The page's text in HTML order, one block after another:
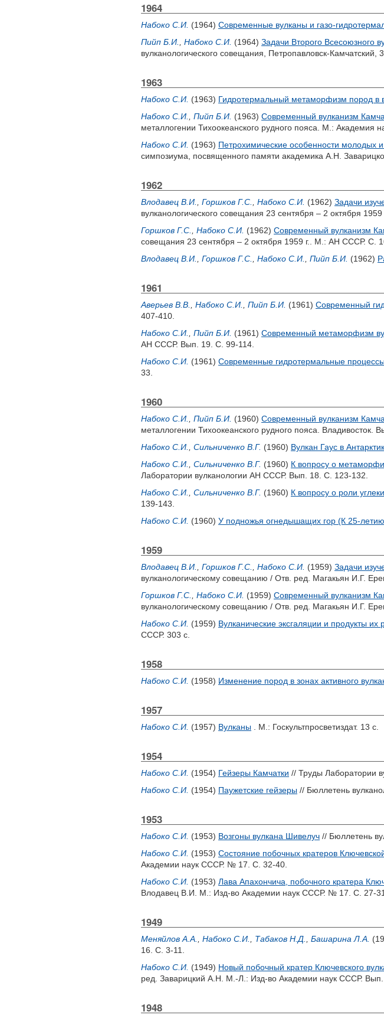
1964
Набоко С.И. (1964) Современные вулканы и газо-
Пийп Б.И.
Набоко С.И. (1964) Задачи Второго Всесоюзного
вулканологического совещания, Петропавловск-Камчатский,
1963
Набоко С.И. (1963) Гидротермальный метаморфизм пород в
Набоко С.И.
Пийп Б.И. (1963) Современный вулканизм
металлогении Тихоокеанского рудного пояса. М.: Академия
Набоко С.И. (1963) Петрохимические особенности молодых
симпозиума, посвященного памяти академика А.Н.
1962
Влодавец В.И. Горшков Г.С. Набоко С.И. (1962) Задачи
вулканологического совещания 23 сентября – 2 октября
Горшков Г.С.
Набоко С.И. (1962) Современный вулканизм
совещания 23 сентября – 2 октября 1959 г.. М.: АН СССР. С.
Влодавец В.И.
Горшков Г.С. Набоко С.И. Пийп Б.И. (1962)
1961
Аверьев В.В. Набоко С.И. Пийп Б.И. (1961) Современный
407-410.
Набоко С.И.
Пийп Б.И. (1961) Современный метаморфизм
АН СССР. Вып. 19. С. 99-114.
Набоко С.И. (1961) Современные гидротермальные
33.
1960
Набоко С.И. Пийп Б.И. (1960) Современный вулканизм
металлогении Тихоокеанского рудного пояса. Владивосток.
Набоко С.И.
Сильниченко В.Г. (1960) Вулкан Гаус в
Набоко С.И.
Сильниченко В.Г. (1960) К вопросу о
Лаборатории вулканологии АН СССР. Вып. 18. С. 123-132.
Набоко С.И.
Сильниченко В.Г. (1960) К вопросу о роли
139-143.
Набоко С.И. (1960) У подножья огнедышащих гор (К 25-летию
1959
Влодавец В.И. Горшков Г.С. Набоко С.И. (1959) Задачи
вулканологическому совещанию / Отв. ред. Магакьян И.Г.
Горшков Г.С.
Набоко С.И. (1959) Современный вулканизм
вулканологическому совещанию / Отв. ред. Магакьян И.Г.
Набоко С.И. (1959) Вулканические эксгаляции и продукты их
СССР. 303 с.
1958
Набоко С.И. (1958) Изменение пород в зонах активного
1957
Набоко С.И. (1957) Вулканы . М.: Госкультпросветиздат. 13 с.
1954
Набоко С.И. (1954) Гейзеры Камчатки // Труды Лаборатории
Набоко С.И. (1954) Паужетские гейзеры // Бюллетень
1953
Набоко С.И. (1953) Возгоны вулкана Шивелуч // Бюллетень
Набоко С.И. (1953) Состояние побочных кратеров
Академии наук СССР. № 17. С. 32-40.
Набоко С.И. (1953) Лава Апахончича, побочного кратера
Влодавец В.И.
М.: Изд-во Академии наук СССР. № 17. С. 27-31.
1949
Меняйлов А.А. Набоко С.И. Табаков Н.Д. Башарина Л.А.
16. С. 3-11.
Набоко С.И. (1949) Новый побочный кратер Ключевского
ред. Заварицкий А.Н. М.-Л.: Изд-во Академии наук СССР. Вып.
1948